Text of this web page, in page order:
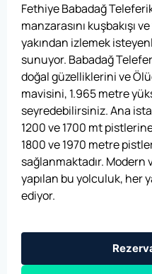
Fethiye Babadağ
manzarasını kuşbakışı
yakından izlemek
sunuyor. Babadağ
doğal güzelliklerini ve
mavisini, 1.965 metre
seyredebilirsiniz. Ana
1200 ve 1700 mt
1800 ve 1970 metre
sağlanmaktadır.
yapılan bu yolculuk, her
ediyor.